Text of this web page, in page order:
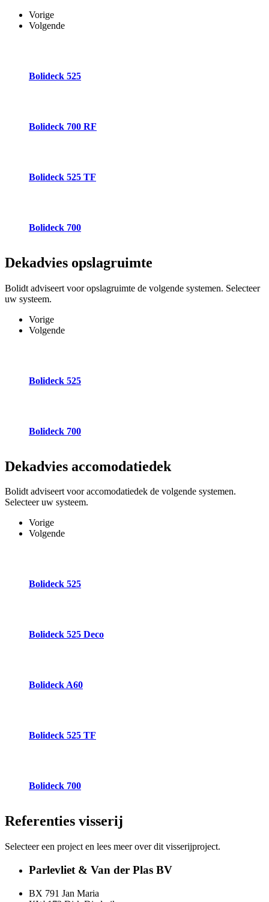
Vorige
Volgende
Bolideck 525
Bolideck 700 RF
Bolideck 525 TF
Bolideck 700
Dekadvies opslagruimte
Bolidt adviseert voor opslagruimte de volgende systemen. Selecteer
uw systeem.
Vorige
Volgende
Bolideck 525
Bolideck 700
Dekadvies accomodatiedek
Bolidt adviseert voor accomodatiedek de volgende systemen.
Selecteer uw systeem.
Vorige
Volgende
Bolideck 525
Bolideck 525 Deco
Bolideck A60
Bolideck 525 TF
Bolideck 700
Referenties visserij
Selecteer een project en lees meer over dit visserijproject.
Parlevliet & Van der Plas BV
BX 791 Jan Maria